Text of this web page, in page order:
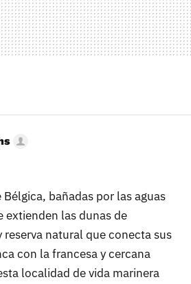
bañadas por las aguas
extienden las dunas de
reserva natural que conecta sus
con la francesa y cercana
localidad de vida marinera